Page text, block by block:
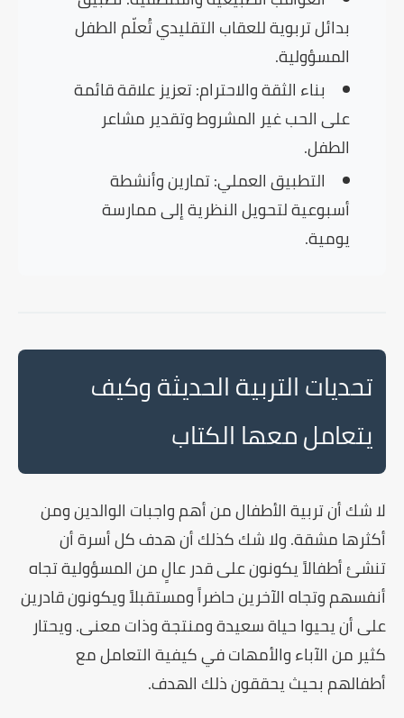
بدائل تربوية للعقاب التقليدي تُعلّم الطفل
المسؤولية.
بناء الثقة والاحترام:تعزيز علاقة قائمة
على الحب غير المشروط وتقدير مشاعر
الطفل.
التطبيق العملي:تمارين وأنشطة
أسبوعية لتحويل النظرية إلى ممارسة
يومية.
تحديات التربية الحديثة وكيف
يتعامل معها الكتاب
لا شك أن تربية الأطفال من أهم واجبات الوالدين ومن
أكثرها مشقة. ولا شك كذلك أن هدف كل أسرة أن
تنشئ أطفالاً يكونون على قدر عالٍ من المسؤولية تجاه
أنفسهم وتجاه الآخرين حاضراً ومستقبلاً ويكونون قادرين
على أن يحيوا حياة سعيدة ومنتجة وذات معنى. ويحتار
كثير من الآباء والأمهات في كيفية التعامل مع
أطفالهم بحيث يحققون ذلك الهدف.